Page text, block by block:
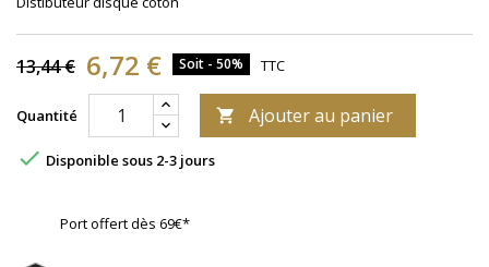
13,44 € 6,72 € Soit - 50% TTC
Quantité  Ajouter au panier
 Disponible sous 2-3 jours
Port offert dès 69€*